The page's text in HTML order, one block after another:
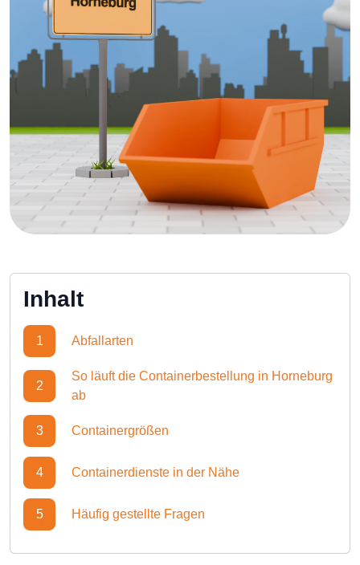
Inhalt
1 Abfallarten
2
So läuft die Containerbestellung in Horneburg
ab
3 Containergrößen
4 Containerdienste in der Nähe
5 Häufig gestellte Fragen